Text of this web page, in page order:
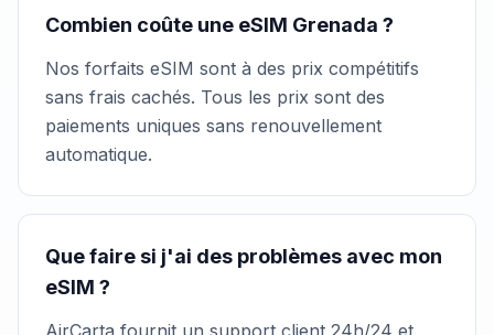
Combien coûte une eSIM Grenada ?
Nos forfaits eSIM sont à des prix compétitifs
sans frais cachés. Tous les prix sont des
paiements uniques sans renouvellement
automatique.
Que faire si j'ai des problèmes avec mon
eSIM ?
AirCarta fournit un support client 24h/24 et